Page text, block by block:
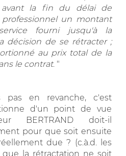
avant la fin du délai de
un montant
fourni jusqu'à la
décision de se rétracter ;
au prix total de la
le contrat. "
en revanche, c'est
d'un point de vue
BERTRAND doit-il
pour que soit ensuite
due ? (c.à.d. les
que la rétractation ne soit